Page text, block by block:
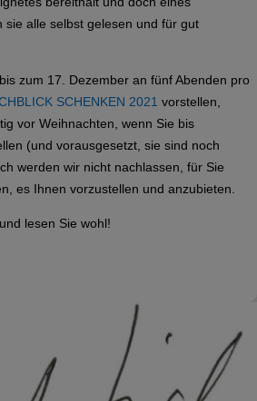
sie alle selbst gelesen und für gut
zum 17. Dezember an fünf Abenden pro
SCHENKEN 2021 vorstellen,
vor Weihnachten, wenn Sie bis
(und vorausgesetzt, sie sind noch
werden wir nicht nachlassen, für Sie
es Ihnen vorzustellen und anzubieten.
lesen Sie wohl!